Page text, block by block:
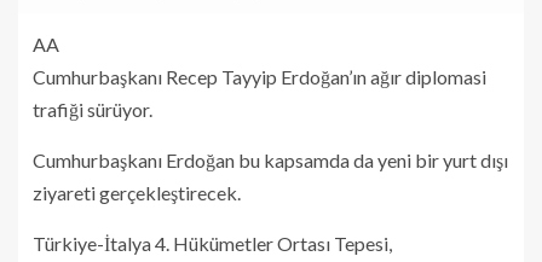
AA
Cumhurbaşkanı Recep Tayyip Erdoğan’ın ağır diplomasi
trafiği sürüyor.
Cumhurbaşkanı Erdoğan bu kapsamda da yeni bir yurt dışı
ziyareti gerçekleştirecek.
Türkiye-İtalya 4. Hükümetler Ortası Tepesi,